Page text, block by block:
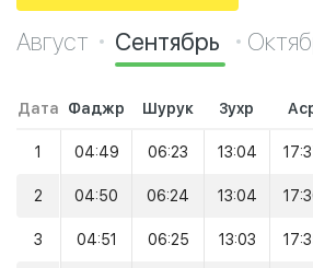
Август Сентябрь
Дата Фаджр Шурук Зухр
1 04:49 06:23 13:04
2 04:50 06:24 13:04
3 04:51 06:25 13:03